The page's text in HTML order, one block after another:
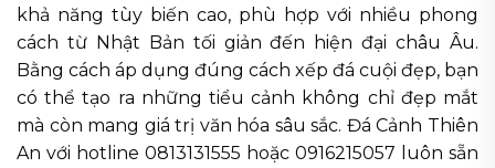
khả năng tùy biến cao, phù hợp với nhiều phong
cách từ Nhật Bản tối giản đến hiện đại châu Âu.
Bằng cách áp dụng đúng cách xếp đá cuội đẹp, bạn
có thể tạo ra những tiểu cảnh không chỉ đẹp mắt
mà còn mang giá trị văn hóa sâu sắc. Đá Cảnh Thiên
An với hotline 0813131555 hoặc 0916215057 luôn sẵn